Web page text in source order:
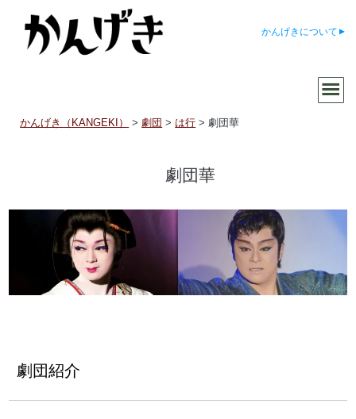
かんげきについて
かんげき（KANGEKI） >劇団 > は行 >劇団華
劇団華
劇団紹介